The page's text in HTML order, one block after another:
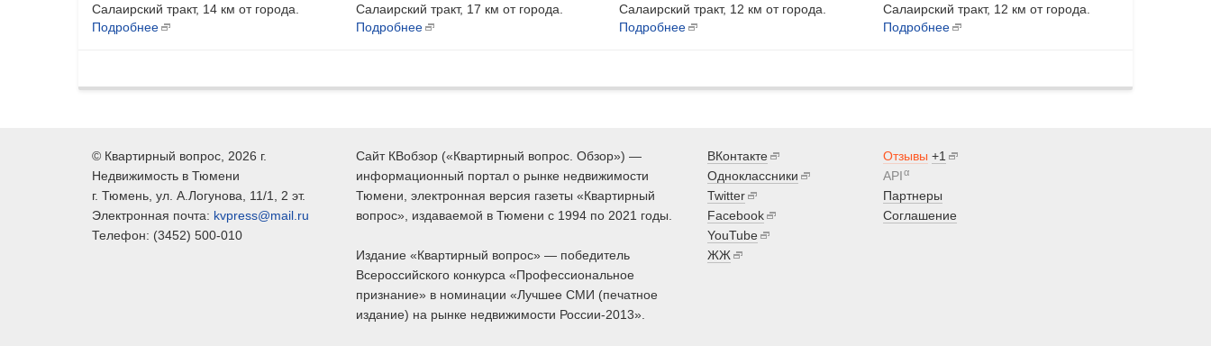
Салаирский тракт, 14 км от города.
Подробнее
Салаирский тракт, 17 км от города.
Подробнее
Салаирский тракт, 12 км от города.
Подробнее
Салаирский тракт, 12 км от города.
Подробнее
© Квартирный вопрос , 2026 г.
Недвижимость в Тюмени
г. Тюмень , ул. А.Логунова, 11/1, 2 эт.
Электронная почта: kvpress@mail.ru
Телефон: (3452) 500-010
Сайт КВобзор («Квартирный вопрос. Обзор») —
информационный портал о рынке недвижимости
Тюмени, электронная версия газеты «Квартирный
вопрос», издаваемой в Тюмени с 1994 по 2021 годы.
Издание «Квартирный вопрос» — победитель
Всероссийского конкурса «Профессиональное
признание» в номинации «Лучшее СМИ (печатное
издание) на рынке недвижимости России-2013».
ВКонтакте
Одноклассники
Twitter
Facebook
YouTube
ЖЖ
Отзывы +1
APIα
Партнеры
Соглашение